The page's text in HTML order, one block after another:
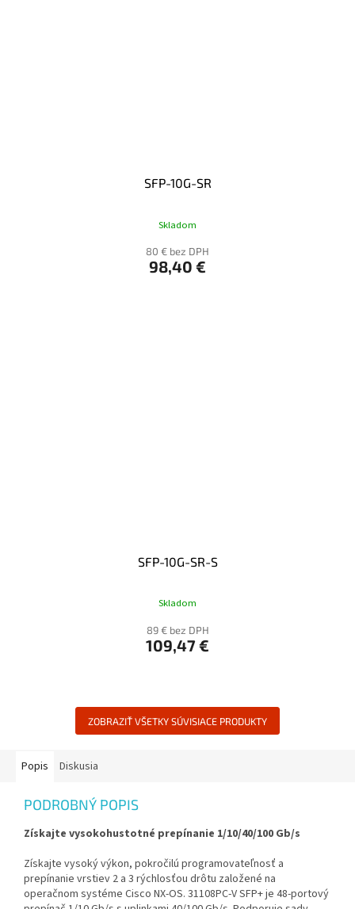
SFP-10G-SR
Skladom
80 € bez DPH
98,40 €
SFP-10G-SR-S
Skladom
89 € bez DPH
109,47 €
ZOBRAZIŤ VŠETKY SÚVISIACE PRODUKTY
Popis Diskusia
PODROBNÝ POPIS
Získajte vysokohustotné prepínanie 1/10/40/100 Gb/s
Získajte vysoký výkon, pokročilú programovateľnosť a
prepínanie vrstiev 2 a 3 rýchlosťou drôtu založené na
operačnom systéme Cisco NX-OS. 31108PC-V SFP+ je 48-portový